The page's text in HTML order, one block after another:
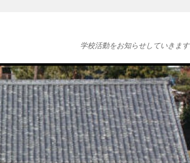
学校活動をお知らせしていきます